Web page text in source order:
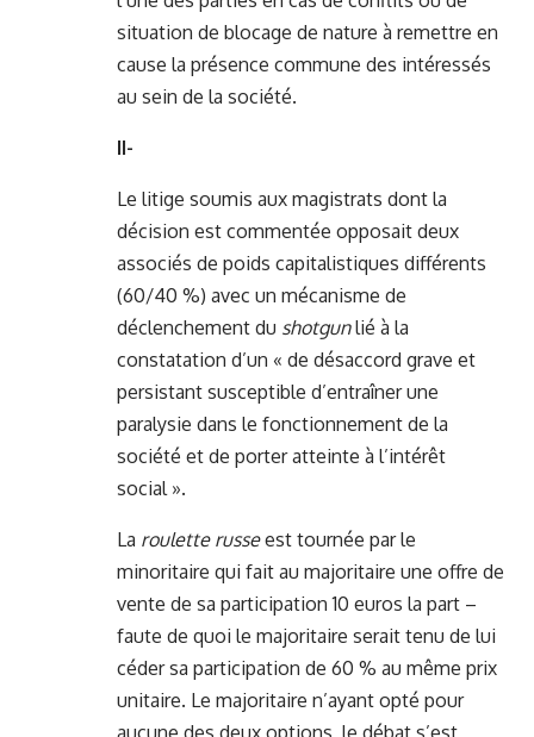
situation de blocage de nature à remettre en
cause la présence commune des intéressés
au sein de la société.
II-
Le litige soumis aux magistrats dont la
décision est commentée opposait deux
associés de poids capitalistiques différents
(60/40 %) avec un mécanisme de
déclenchement du shotgunlié à la
constatation d’un « de désaccord grave et
persistant susceptible d’entraîner une
paralysie dans le fonctionnement de la
société et de porter atteinte à l’intérêt
social ».
La roulette russeest tournée par le
minoritaire qui fait au majoritaire une offre de
vente de sa participation 10 euros la part –
faute de quoi le majoritaire serait tenu de lui
céder sa participation de 60 % au même prix
unitaire. Le majoritaire n’ayant opté pour